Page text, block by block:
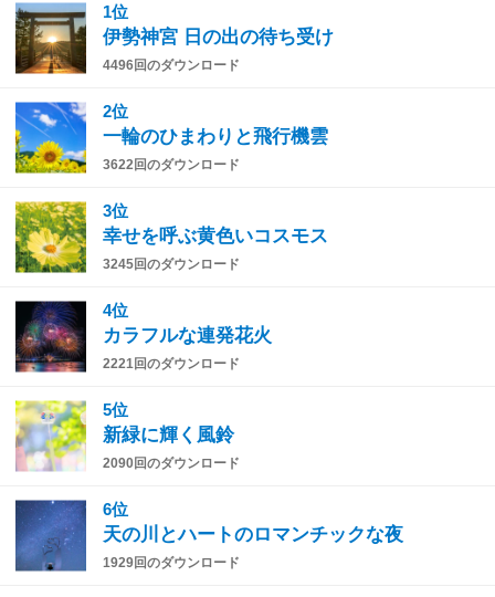
1位
伊勢神宮 日の出の待ち受け
4496回のダウンロード
2位
一輪のひまわりと飛行機雲
3622回のダウンロード
3位
幸せを呼ぶ黄色いコスモス
3245回のダウンロード
4位
カラフルな連発花火
2221回のダウンロード
5位
新緑に輝く風鈴
2090回のダウンロード
6位
天の川とハートのロマンチックな夜
1929回のダウンロード